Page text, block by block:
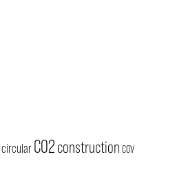
circularCO2construction COV